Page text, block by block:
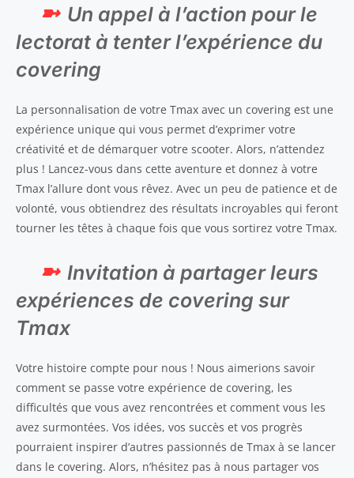
Un appel à l’action pour le
lectorat à tenter l’expérience du
covering
La personnalisation de votre Tmax avec un covering est une
expérience unique qui vous permet d’exprimer votre
créativité et de démarquer votre scooter. Alors, n’attendez
plus ! Lancez-vous dans cette aventure et donnez à votre
Tmax l’allure dont vous rêvez. Avec un peu de patience et de
volonté, vous obtiendrez des résultats incroyables qui feront
tourner les têtes à chaque fois que vous sortirez votre Tmax.
Invitation à partager leurs
expériences de covering sur
Tmax
Votre histoire compte pour nous ! Nous aimerions savoir
comment se passe votre expérience de covering, les
difficultés que vous avez rencontrées et comment vous les
avez surmontées. Vos idées, vos succès et vos progrès
pourraient inspirer d’autres passionnés de Tmax à se lancer
dans le covering. Alors, n’hésitez pas à nous partager vos